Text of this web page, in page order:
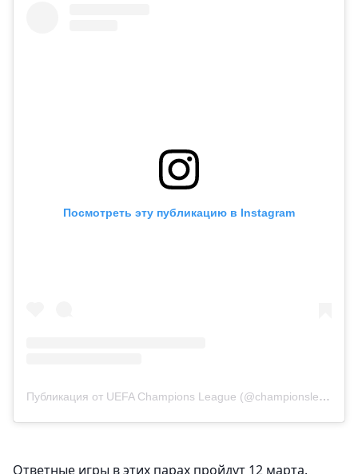
Посмотреть эту публикацию в Instagram
Публикация от UEFA Champions League (@championsleague)
Ответные игры в этих парах пройдут 12 марта.